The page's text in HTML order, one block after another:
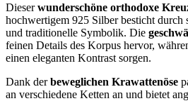
Dieserwunderschöne orthodoxe
hochwertigem 925 Silber besticht durch
und traditionelle Symbolik. Die
feinen Details des Korpus hervor,
einen eleganten Kontrast sorgen.
Dank derbeweglichen Krawattenöse
an verschiedene Ketten an und bietet